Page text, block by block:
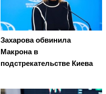
Захарова обвинила
Макрона в
подстрекательстве Киева